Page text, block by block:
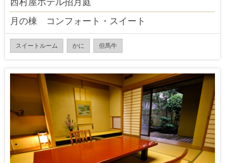
西村屋ホテル招月庭
月の棟 コンフォート・スイート
スイートルーム かに 但馬牛